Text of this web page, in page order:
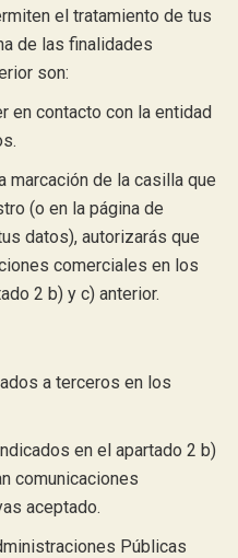
el tratamiento de tus
de las finalidades
son:
en contacto con la entidad
marcación de la casilla que
(o en la página de
datos), autorizarás que
comerciales en los
2 b) y c) anterior.
a terceros en los
en el apartado 2 b)
comunicaciones
aceptado.
Públicas